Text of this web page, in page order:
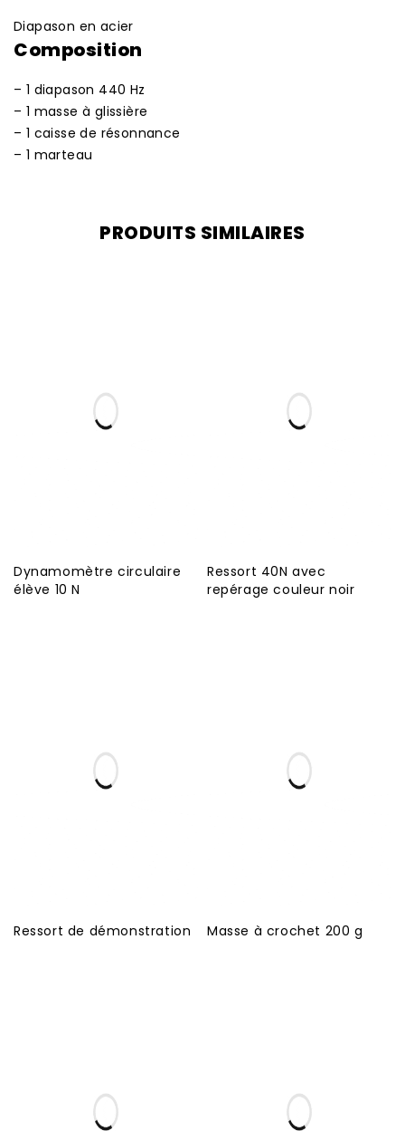
Diapason en acier
Composition
– 1 diapason 440 Hz
– 1 masse à glissière
– 1 caisse de résonnance
– 1 marteau
PRODUITS SIMILAIRES
Dynamomètre circulaire
élève 10 N
Ressort 40N avec
repérage couleur noir
Ressort de démonstration Masse à crochet 200 g